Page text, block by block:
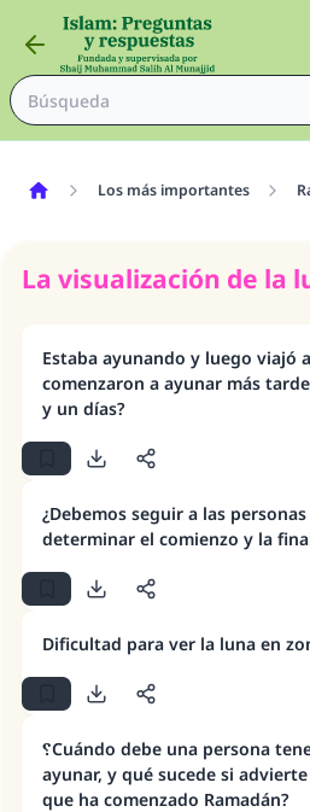
Los más importantes
La visualización de la
Estaba ayunando y luego viajó
comenzaron a ayunar más
y un días?
¿Debemos seguir a las
determinar el comienzo y la
Dificultad para ver la luna en
؟Cuándo debe una persona tener la intenciَn de
ayunar, y qué sucede si
que ha comenzado Ramadán?